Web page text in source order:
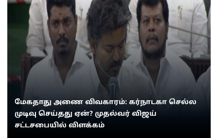
மேகதாது அணை விவகாரம்: கர்நாடகா செல்ல
முடிவு செய்தது ஏன்? முதல்வர் விஜய்
சட்டசபையில் விளக்கம்